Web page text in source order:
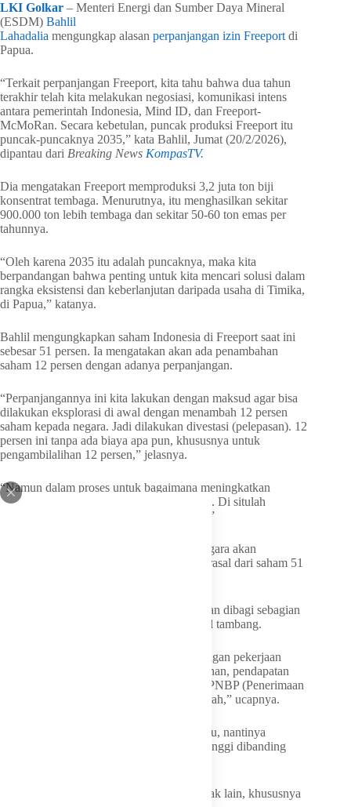
LKI Golkar – Menteri Energi dan Sumber Daya Mineral
(ESDM) Bahlil
Lahadalia mengungkap alasan perpanjangan izin Freeport di
Papua.
“Terkait perpanjangan Freeport, kita tahu bahwa dua tahun
terakhir telah kita melakukan negosiasi, komunikasi intens
antara pemerintah Indonesia, Mind ID, dan Freeport-
McMoRan. Secara kebetulan, puncak produksi Freeport itu
puncak-puncaknya 2035,” kata Bahlil, Jumat (20/2/2026),
dipantau dari Breaking News KompasTV.
Dia mengatakan Freeport memproduksi 3,2 juta ton biji
konsentrat tembaga. Menurutnya, itu menghasilkan sekitar
900.000 ton lebih tembaga dan sekitar 50-60 ton emas per
tahunnya.
“Oleh karena 2035 itu adalah puncaknya, maka kita
berpandangan bahwa penting untuk kita mencari solusi dalam
rangka eksistensi dan keberlanjutan daripada usaha di Timika,
di Papua,” katanya.
Bahlil mengungkapkan saham Indonesia di Freeport saat ini
sebesar 51 persen. Ia mengatakan akan ada penambahan
saham 12 persen dengan adanya perpanjangan.
“Perpanjangannya ini kita lakukan dengan maksud agar bisa
dilakukan eksplorasi di awal dengan menambah 12 persen
saham kepada negara. Jadi dilakukan divestasi (pelepasan). 12
persen ini tanpa ada biaya apa pun, khususnya untuk
pengambilalihan 12 persen,” jelasnya.
“Namun dalam proses untuk bagaimana meningkatkan
eksplorasi pasti di situ membutuhkan biaya. Di situlah
ditanggung renteng (ditanggung bersama).”
Oleh karena itu, kata Bahlil, pada 2041 negara akan
mendapatkan saham sebesar 63 persen, berasal dari saham 51
Ia menyebut penambahan 12 persen itu akan dibagi sebagian
kepada pemerintah daerah Papua penghasil tambang.
“Dengan demikian, maka penciptaan lapangan pekerjaan
dapat bertambah, yang eksisten tetap bertahan, pendapatan
negara juga bertambah. Begitupun royalti PNBP (Penerimaan
Negara Bukan Pajak) dan pendapatan daerah,” ucapnya.
Bahlil mengatakan dengan perpanjangan itu, nantinya
diharapkan pendapatan negara jauh lebih tinggi dibanding
“Termasuk dalamnya royalti dan pajak-pajak lain, khususnya